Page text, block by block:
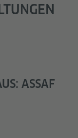
ASSAF